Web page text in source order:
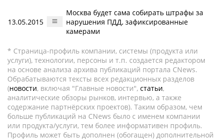
13.05.2015
Москва будет сама собирать штрафы за
нарушения ПДД, зафиксированные
камерами
* Страница-профиль компании, системы (продукта или
услуги), технологии, персоны и т.п. создается редактором
на основе анализа архива публикаций портала CNews.
Обрабатываются тексты всех редакционных разделов
(новости, включая "Главные новости", статьи,
аналитические обзоры рынков, интервью, а также
содержание партнёрских проектов). Таким образом, чем
больше публикаций на CNews было с именем компании
или продукта/услуги, тем более информативен профиль.
Профиль может быть дополнен (обогащен) дополнительной